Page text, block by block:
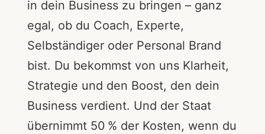
in dein Business zu bringen – ganz
egal, ob du Coach, Experte,
Selbständiger oder Personal Brand
bist. Du bekommst von uns Klarheit,
Strategie und den Boost, den dein
Business verdient. Und der Staat
übernimmt 50 % der Kosten, wenn du